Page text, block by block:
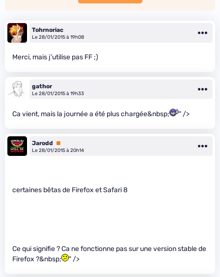
Tohrnoriac
Le 28/01/2015 à 19h08
Merci, mais j’utilise pas FF ;)
gathor
Le 28/01/2015 à 19h33
Ca vient, mais la journée a été plus chargée&nbsp; " />
Jarodd
Premium
Le 28/01/2015 à 20h14
certaines bêtas de Firefox et Safari 8
Ce qui signifie ? Ca ne fonctionne pas sur une version stable de
Firefox ?&nbsp;
" />